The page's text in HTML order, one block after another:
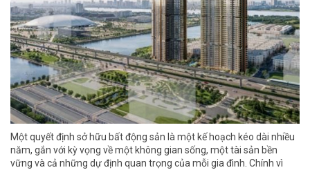
Một quyết định sở hữu bất động sản là một kế hoạch kéo dài nhiều
năm, gắn với kỳ vọng về một không gian sống, một tài sản bền
vững và cả những dự định quan trọng của mỗi gia đình. Chính vì